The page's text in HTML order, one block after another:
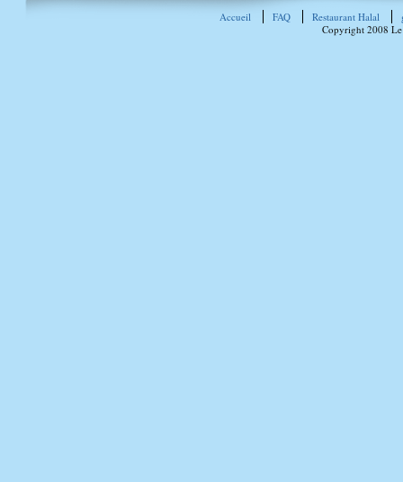
Accueil FAQ Restaurant Halal
Copyright 2008